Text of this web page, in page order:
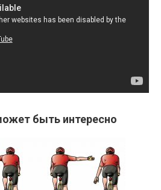
быть интересно